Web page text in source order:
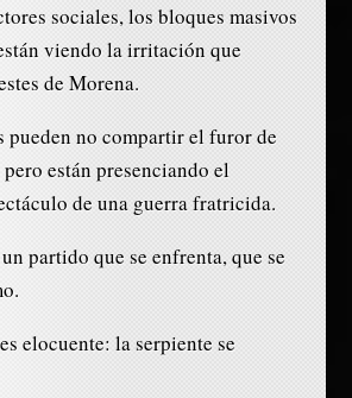
sociales, los bloques masivos
viendo la irritación que
de Morena.
pueden no compartir el furor de
están presenciando el
de una guerra fratricida.
partido que se enfrenta, que se
elocuente: la serpiente se